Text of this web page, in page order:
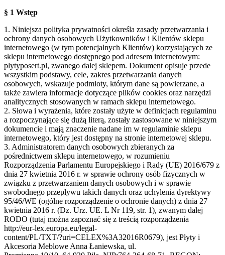
§ 1 Wstęp
1. Niniejsza polityka prywatności określa zasady przetwarzania i
ochrony danych osobowych Użytkowników i Klientów sklepu
internetowego (w tym potencjalnych Klientów) korzystających ze
sklepu internetowego dostępnego pod adresem internetowym:
plytyposert.pl, zwanego dalej sklepem. Dokument opisuje przede
wszystkim podstawy, cele, zakres przetwarzania danych
osobowych, wskazuje podmioty, którym dane są powierzane, a
także zawiera informacje dotyczące plików cookies oraz narzędzi
analitycznych stosowanych w ramach sklepu internetowego.
2. Słowa i wyrażenia, które zostały użyte w definicjach regulaminu
a rozpoczynające się dużą literą, zostały zastosowane w niniejszym
dokumencie i mają znaczenie nadane im w regulaminie sklepu
internetowego, który jest dostępny na stronie internetowej sklepu.
3. Administratorem danych osobowych zbieranych za
pośrednictwem sklepu internetowego, w rozumieniu
Rozporządzenia Parlamentu Europejskiego i Rady (UE) 2016/679 z
dnia 27 kwietnia 2016 r. w sprawie ochrony osób fizycznych w
związku z przetwarzaniem danych osobowych i w sprawie
swobodnego przepływu takich danych oraz uchylenia dyrektywy
95/46/WE (ogólne rozporządzenie o ochronie danych) z dnia 27
kwietnia 2016 r. (Dz. Urz. UE. L Nr 119, str. 1), zwanym dalej
RODO (tutaj można zapoznać się z treścią rozporządzenia
http://eur-lex.europa.eu/legal-
content/PL/TXT/?uri=CELEX%3A32016R0679), jest Płyty i
Akcesoria Meblowe Anna Łaniewska, ul.